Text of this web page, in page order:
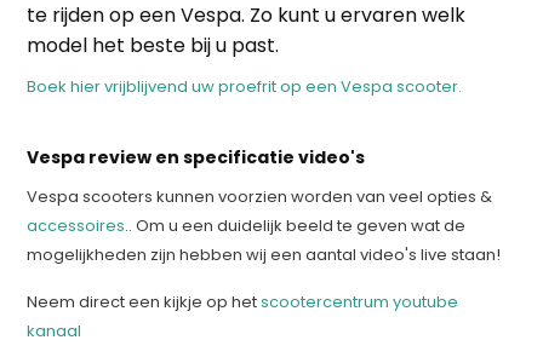
te rijden op een Vespa. Zo kunt u ervaren welk
model het beste bij u past.
Boek hier vrijblijvend uw proefrit op een Vespa scooter.
Vespa review en specificatie video's
Vespa scooters kunnen voorzien worden van veel opties &
accessoires.. Om u een duidelijk beeld te geven wat de
mogelijkheden zijn hebben wij een aantal video's live staan!
Neem direct een kijkje op hetscootercentrum youtube
kanaal